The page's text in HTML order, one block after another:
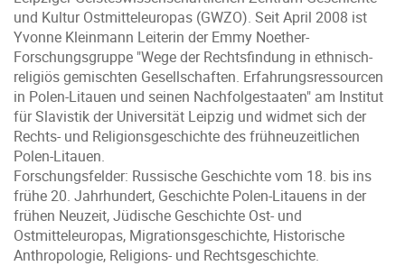
und Kultur Ostmitteleuropas (GWZO). Seit April 2008 ist
Yvonne Kleinmann Leiterin der Emmy Noether-
Forschungsgruppe "Wege der Rechtsfindung in ethnisch-
religiös gemischten Gesellschaften. Erfahrungsressourcen
in Polen-Litauen und seinen Nachfolgestaaten" am Institut
für Slavistik der Universität Leipzig und widmet sich der
Rechts- und Religionsgeschichte des frühneuzeitlichen
Polen-Litauen.
Forschungsfelder: Russische Geschichte vom 18. bis ins
frühe 20. Jahrhundert, Geschichte Polen-Litauens in der
frühen Neuzeit, Jüdische Geschichte Ost- und
Ostmitteleuropas, Migrationsgeschichte, Historische
Anthropologie, Religions- und Rechtsgeschichte.